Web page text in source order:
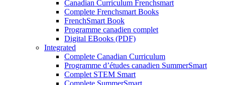
Canadian Curriculum Frenchsmart
Complete Frenchsmart Books
FrenchSmart Book
Programme canadien complet
Digital EBooks (PDF)
Integrated
Complete Canadian Curriculum
Programme d’études canadien SummerSmart
Complet STEM Smart
Complete SummerSmart